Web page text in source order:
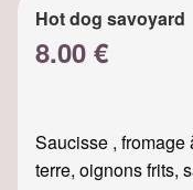
Hot dog savoyard
8.00 €
Saucisse , fromage
terre, oignons frits,